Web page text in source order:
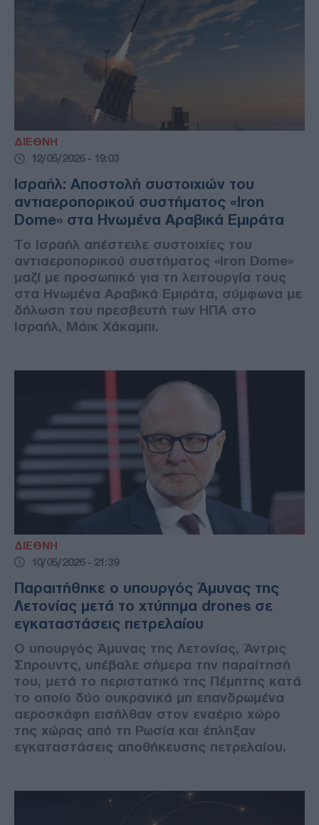
ΔΙΕΘΝΗ
12/05/2026 - 19:03
Ισραήλ: Αποστολή συστοιχιών του
αντιαεροπορικού συστήματος «Iron
Dome» στα Ηνωμένα Αραβικά Εμιράτα
Το Ισραήλ απέστειλε συστοιχίες του
αντιαεροπορικού συστήματος «Iron Dome»
μαζί με προσωπικό για τη λειτουργία τους
στα Ηνωμένα Αραβικά Εμιράτα, σύμφωνα με
δήλωση του πρεσβευτή των ΗΠΑ στο
Ισραήλ, Μάικ Χάκαμπι.
ΔΙΕΘΝΗ
10/05/2026 - 21:39
Παραιτήθηκε ο υπουργός Άμυνας της
Λετονίας μετά το χτύπημα drones σε
εγκαταστάσεις πετρελαίου
Ο υπουργός Άμυνας της Λετονίας, Άντρις
Σπρουντς, υπέβαλε σήμερα την παραίτησή
του, μετά το περιστατικό της Πέμπτης κατά
το οποίο δύο ουκρανικά μη επανδρωμένα
αεροσκάφη εισήλθαν στον εναέριο χώρο
της χώρας από τη Ρωσία και έπληξαν
εγκαταστάσεις αποθήκευσης πετρελαίου.